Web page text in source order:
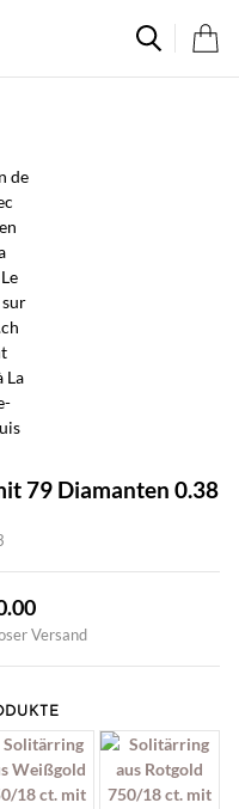
79 Diamanten 0.38
Versand